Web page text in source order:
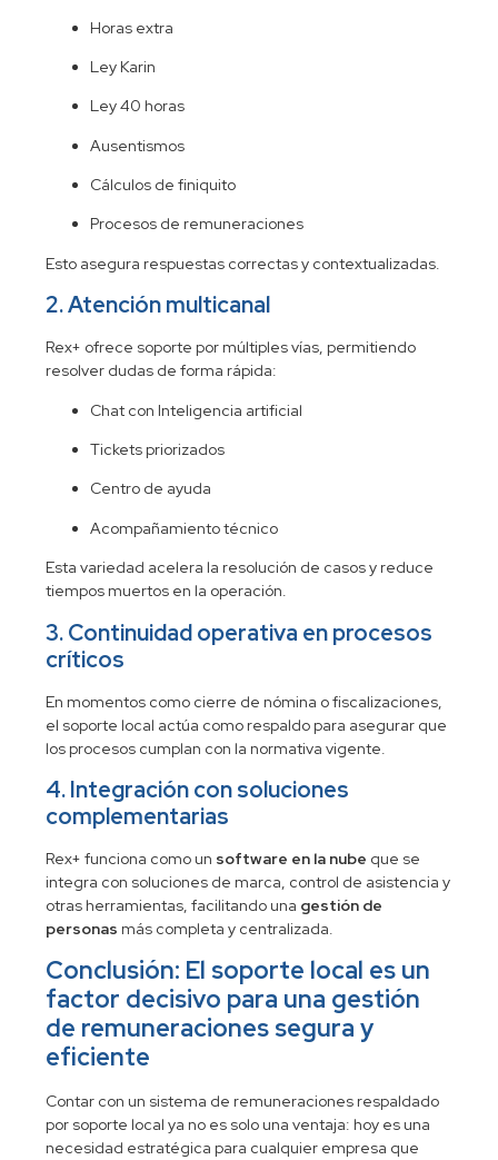
Horas extra
Ley Karin
Ley 40 horas
Ausentismos
Cálculos de finiquito
Procesos de remuneraciones
Esto asegura respuestas correctas y contextualizadas.
2. Atención multicanal
Rex+ ofrece soporte por múltiples vías, permitiendo
resolver dudas de forma rápida:
Chat con Inteligencia artificial
Tickets priorizados
Centro de ayuda
Acompañamiento técnico
Esta variedad acelera la resolución de casos y reduce
tiempos muertos en la operación.
3. Continuidad operativa en procesos
críticos
En momentos como cierre de nómina o fiscalizaciones,
el soporte local actúa como respaldo para asegurar que
los procesos cumplan con la normativa vigente.
4. Integración con soluciones
complementarias
Rex+ funciona como un software en la nube que se
integra con soluciones de marca, control de asistencia y
otras herramientas, facilitando una gestión de
personas más completa y centralizada.
Conclusión: El soporte local es un
factor decisivo para una gestión
de remuneraciones segura y
eficiente
Contar con un sistema de remuneraciones respaldado
por soporte local ya no es solo una ventaja: hoy es una
necesidad estratégica para cualquier empresa que